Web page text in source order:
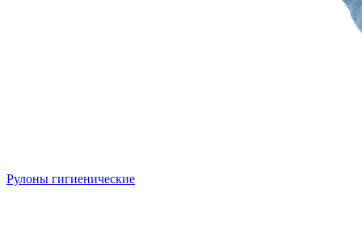
Рулоны гигиенические